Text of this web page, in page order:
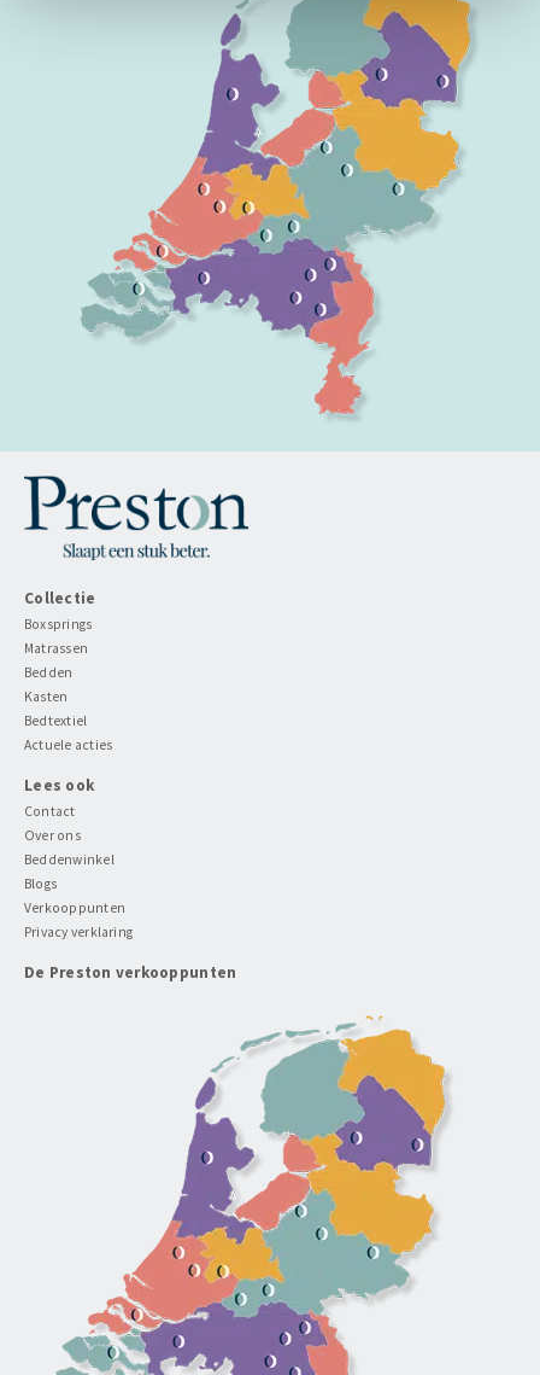
Collectie
Boxsprings
Matrassen
Bedden
Kasten
Bedtextiel
Actuele acties
Lees ook
Contact
Over ons
Beddenwinkel
Blogs
Verkooppunten
Privacy verklaring
De Preston verkooppunten